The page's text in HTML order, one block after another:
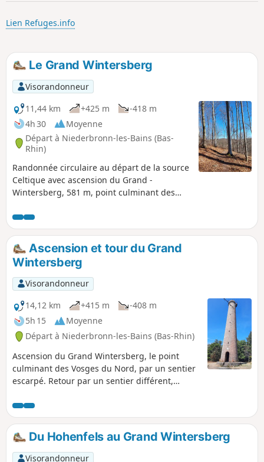
Lien Refuges.info
Le Grand Wintersberg
Visorandonneur
11,44 km
+425 m
-418 m
4h 30
Moyenne
Départ à Niederbronn-les-Bains (Bas-
Rhin)
Randonnée circulaire au départ de la source
Celtique avec ascension du Grand -
Wintersberg, 581 m, point culminant des
de la Liese (appartenant au Club Vosgien et
l'abri du Heidenkopf.
Ascension et tour du Grand
Wintersberg
Visorandonneur
14,12 km
+415 m
-408 m
5h 15
Moyenne
Départ à Niederbronn-les-Bains (Bas-Rhin)
Ascension du Grand Wintersberg, le point
culminant des Vosges du Nord, par un sentier
escarpé. Retour par un sentier différent,
ou avec des sentiers enneigés.
Du Hohenfels au Grand Wintersberg
Visorandonneur